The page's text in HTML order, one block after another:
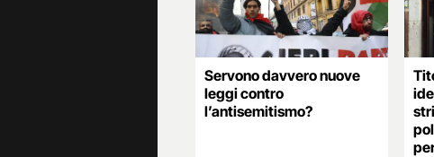
Servono davvero nuove
leggi contro
l’antisemitismo?